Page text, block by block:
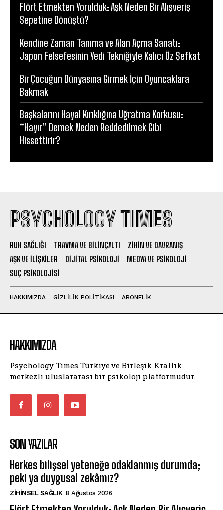
Flört Etmekten Yorulduk: Aşk Neden Bir Alışveriş
Sepetine Dönüştü?
Kendine Zaman Tanıma ve Alan Açma Sanatı:
Japon Felsefesinin Yedi Tekniğiyle Kalıcı Öz Şefkat
Bir Çocuğun Dünyasına Girmek İçin Oyuncaklara
Bakmak
Başkalarını Hayal Kırıklığına Uğratma Korkusu:
“Hayır” Demek Neden Reddedilmek Gibi
Hissettirir?
PSYCHOLOGY TIMES
RUH SAĞLIĞI TRAVMA VE BILINÇALTI
ZIHIN VE DAVRANIŞ
AŞK VE İLIŞKILER
DIJITAL PSIKOLOJI
MEDYA VE PSIKOLOJI
SUÇ PSIKOLOJISI
HAKKIMIZDA GIZLILIK POLITIKASI ABONELIK
HAKKIMIZDA
Psychology Times Türkiye ve Birleşik Krallık
merkezli uluslararası bir psikoloji platformudur.
SON YAZILAR
Herkes bilişsel yeteneğe odaklanmış durumda;
peki ya duygusal zekâmız?
ZIHINSEL SAĞLIK 8 Ağustos 2026